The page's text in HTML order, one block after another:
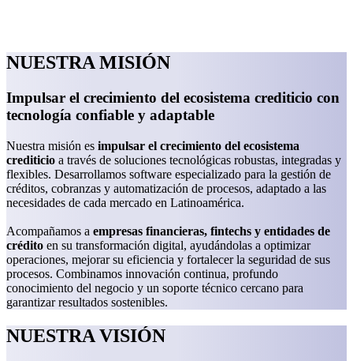
NUESTRA MISIÓN
Impulsar el crecimiento del ecosistema crediticio con
tecnología confiable y adaptable
Nuestra misión es impulsar el crecimiento del ecosistema
crediticio a través de soluciones tecnológicas robustas, integradas y
flexibles. Desarrollamos software especializado para la gestión de
créditos, cobranzas y automatización de procesos, adaptado a las
necesidades de cada mercado en Latinoamérica.
Acompañamos a empresas financieras, fintechs y entidades de
crédito en su transformación digital, ayudándolas a optimizar
operaciones, mejorar su eficiencia y fortalecer la seguridad de sus
procesos. Combinamos innovación continua, profundo
conocimiento del negocio y un soporte técnico cercano para
garantizar resultados sostenibles.
NUESTRA VISIÓN